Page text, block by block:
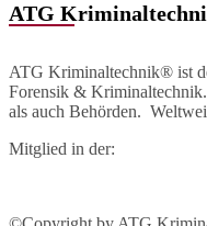
ATG
ATG Kriminaltechnik® ist
Forensik &
als auch Behörden.
Mitglied in der: